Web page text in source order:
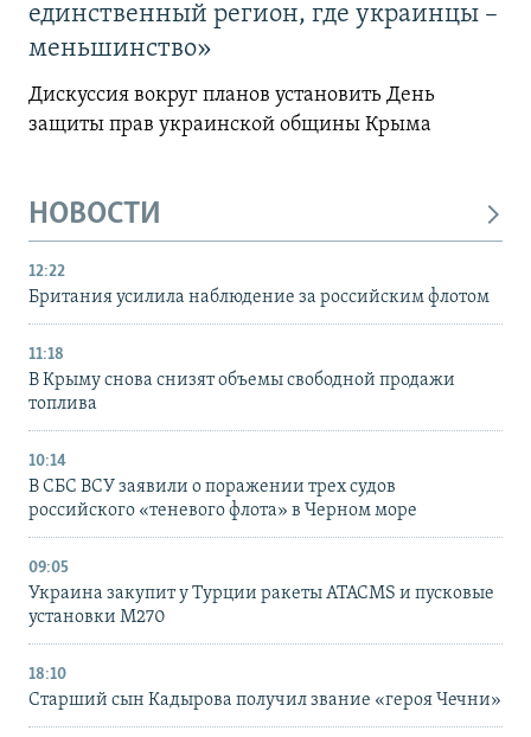
единственный регион, где украинцы –
меньшинство»
Дискуссия вокруг планов установить День
защиты прав украинской общины Крыма
НОВОСТИ
12:22
Британия усилила наблюдение за российским флотом
11:18
В Крыму снова снизят объемы свободной продажи
топлива
10:14
В СБС ВСУ заявили о поражении трех судов
российского «теневого флота» в Черном море
09:05
Украина закупит у Турции ракеты ATACMS и пусковые
установки M270
18:10
Старший сын Кадырова получил звание «героя Чечни»